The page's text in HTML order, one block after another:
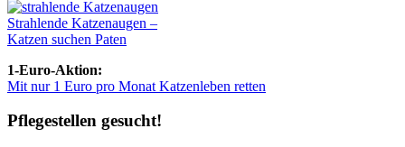
Strahlende Katzenaugen –
Katzen suchen Paten
1-Euro-Aktion:
Mit nur 1 Euro pro Monat Katzenleben retten
Pflegestellen gesucht!